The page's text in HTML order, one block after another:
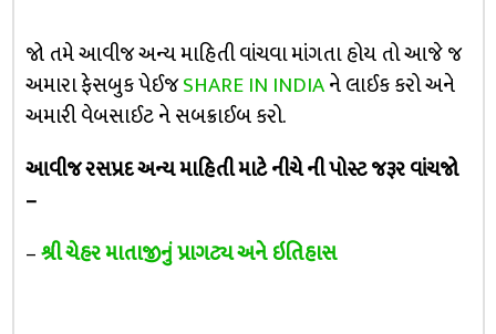
જો તમે આવીજ અન્ય માહિતી વાંચવા માંગતા હોય તો આજે જ
અમારા ફેસબુક પેઈજSHARE IN INDIAને લાઈક કરો અને
અમારી વેબસાઈટ ને સબક્રાઈબ કરો.
આવીજ રસપ્રદ અન્ય માહિતી માટે નીચે ની પોસ્ટ જરૂર વાંચજો
–
–શ્રી ચેહર માતાજીનું પ્રાગટ્ય અને ઇતિહાસ